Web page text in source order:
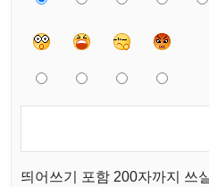
띄어쓰기 포함 200자까지 쓰